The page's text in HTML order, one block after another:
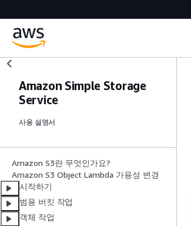
Amazon Simple Storage
Service
사용 설명서
Amazon S3란 무엇인가요?
Amazon S3 Object Lambda 가용성 변경
시작하기
범용 버킷 작업
객체 작업